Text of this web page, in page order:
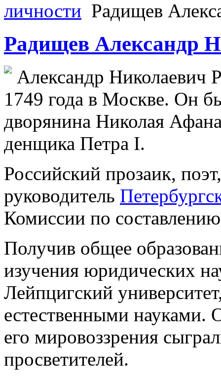
личности Радищев
Радищев Александр
Александр Николаевич
1749 года в Москве. Он
дворянина Николая
денщика Петра I.
Российский прозаик,
руководитель
Комиссии по
Получив общее
изучения юридических
Лейпцигский
естественными
его мировоззрения
просветителей.